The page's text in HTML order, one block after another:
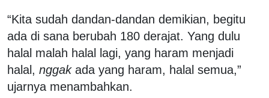
“Kita sudah dandan-dandan demikian, begitu
ada di sana berubah 180 derajat. Yang dulu
halal malah halal lagi, yang haram menjadi
halal, nggakada yang haram, halal semua,”
ujarnya menambahkan.